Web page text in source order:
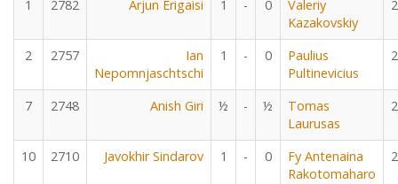
1 2782 Arjun Erigaisi 1 - 0
Valeriy
Kazakovskiy
2 2757
Ian
Nepomnjaschtschi
1 - 0
Paulius
Pultinevicius
7 2748 Anish Giri ½ - ½
Tomas
Laurusas
10 2710 Javokhir Sindarov 1 - 0
Fy Antenaina
Rakotomaharo